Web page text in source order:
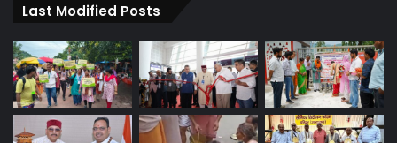
Last Modified Posts